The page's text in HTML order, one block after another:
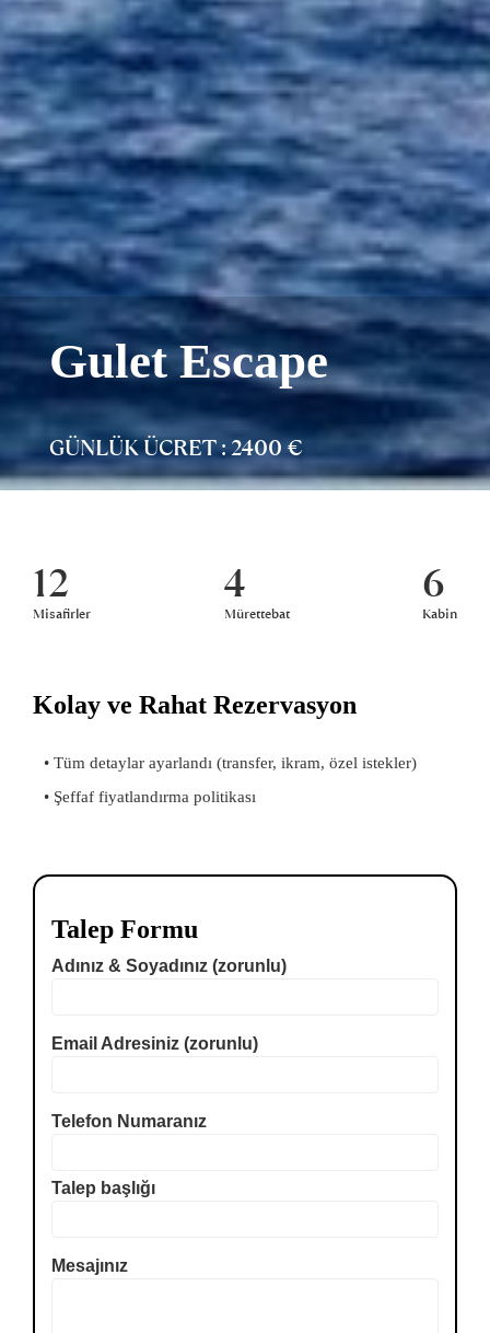
Gulet Escape
GÜNLÜK ÜCRET : 2400 €
12
Misafirler
4
Mürettebat
6
Kabin
Kolay ve Rahat Rezervasyon
• Tüm detaylar ayarlandı (transfer, ikram, özel istekler)
• Şeffaf fiyatlandırma politikası
Talep Formu
Adınız & Soyadınız (zorunlu)
Email Adresiniz (zorunlu)
Telefon Numaranız
Talep başlığı
Mesajınız